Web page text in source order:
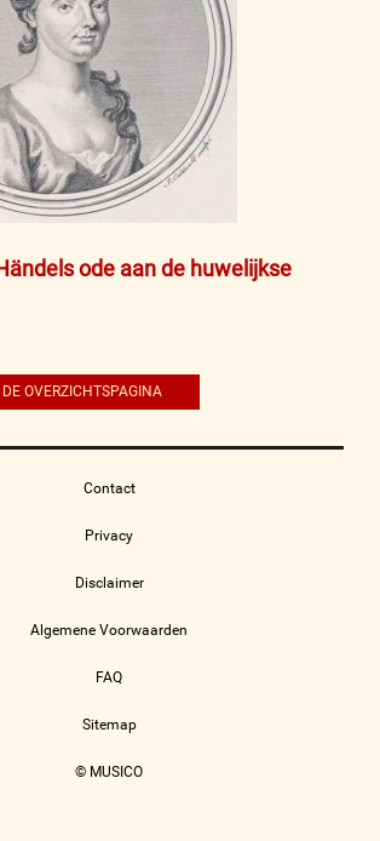
ode aan de huwelijkse
OVERZICHTSPAGINA
Contact
Privacy
Disclaimer
Algemene Voorwaarden
FAQ
Sitemap
© MUSICO